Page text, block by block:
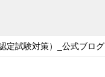
定試験対策）_公式ブログ